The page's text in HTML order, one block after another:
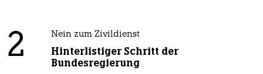
2 Nein zum Zivildienst
Hinterlistiger Schritt der
Bundesregierung